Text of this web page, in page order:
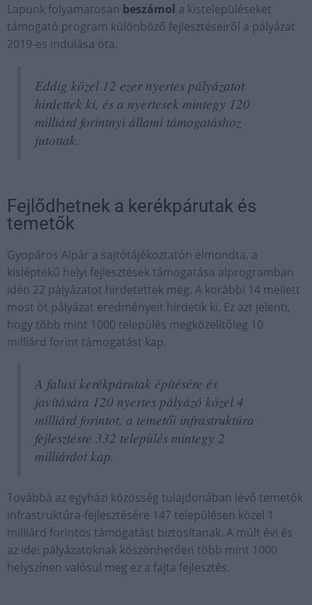
Lapunk folyamatosan beszámol a kistelepüléseket
támogató program különböző fejlesztéseiről a pályázat
2019-es indulása óta.
Eddig közel 12 ezer nyertes pályázatot
hirdettek ki, és a nyertesek mintegy 120
milliárd forintnyi állami támogatáshoz
jutottak.
Fejlődhetnek a kerékpárutak és
temetők
Gyopáros Alpár a sajtótájékoztatón elmondta, a
kisléptékű helyi fejlesztések támogatása alprogramban
idén 22 pályázatot hirdetettek meg. A korábbi 14 mellett
most öt pályázat eredményeit hirdetik ki. Ez azt jelenti,
hogy több mint 1000 település megközelítőleg 10
milliárd forint támogatást kap.
A falusi kerékpárutak építésére és
javítására 120 nyertes pályázó közel 4
milliárd forintot, a temetői infrastruktúra
fejlesztésre 332 település mintegy 2
milliárdot kap.
Továbbá az egyházi közösség tulajdonában lévő temetők
infrastruktúra-fejlesztésére 147 településen közel 1
milliárd forintos támogatást biztosítanak. A múlt évi és
az idei pályázatoknak köszönhetően több mint 1000
helyszínen valósul meg ez a fajta fejlesztés.